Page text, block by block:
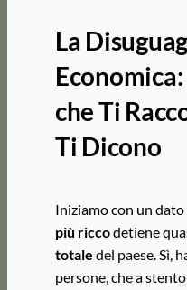
La
che Ti
Ti Dicono
Iniziamo con un
più riccodetiene
totale del paese. Sì,
persone, che a